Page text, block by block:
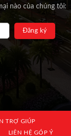
nào của chúng tôi:
TRỢ GIÚP
LIÊN HỆ GÓP Ý